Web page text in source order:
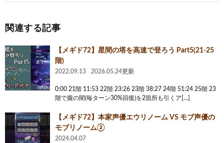
関連する記事
【メギド72】星間の塔を高速で登ろう Part5(21-25
階)
2022.09.13 2026.05.24更新
0:00 21階 11:53 22階 23:26 23階 38:27 24階 51:24 25階 23
階で朧の闇(毎ターン30%回復)を2箇所も引くア[…]
【メギド72】本家声優エウリノーム VS モブ声優の
モブリノーム②
2024.04.07